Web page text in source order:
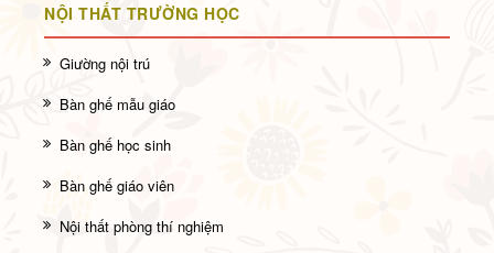
NỘI THẤT TRƯỜNG HỌC
Giường nội trú
Bàn ghế mẫu giáo
Bàn ghế học sinh
Bàn ghế giáo viên
Nội thất phòng thí nghiệm